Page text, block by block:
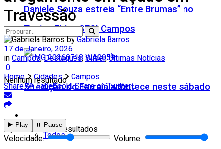
Daniele Souza estreia “Entre Brumas” no
Teatro Firjan SESI Campos
5ª edição do Farraiá acontece neste sábado
Todos
Nenhum resultado
Ver todos os resultados
Travessão
by Gabriela Barros
17 de Janeiro, 2026
in Campos,Destaques, Slider,Últimas Notícias
0
Home
Cidades
Campos
Share on Facebook Share on Twitter
▶️ Play ⏸️ Pause
Velocidade:
Volume: